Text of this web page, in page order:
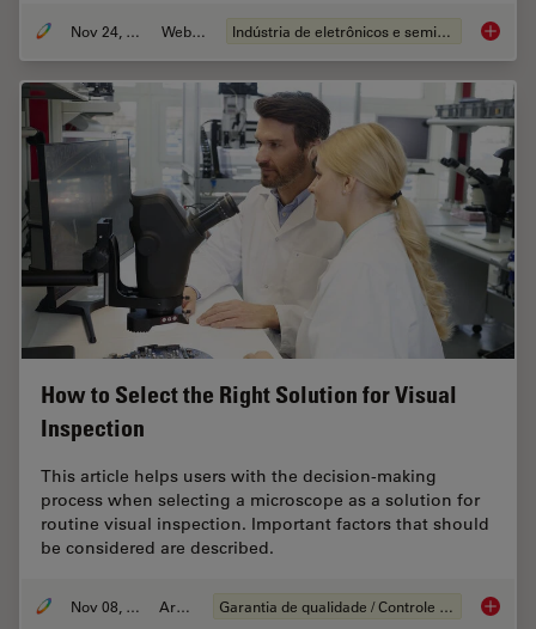
Nov 24, 2021 Webinar Indústria de eletrônicos e semicondutores How to
How to Select the Right Solution for Visual
Inspection
This article helps users with the decision-making
process when selecting a microscope as a solution for
routine visual inspection. Important factors that should
be considered are described.
Nov 08, 2021 Article Garantia de qualidade / Controle de qualidade How to